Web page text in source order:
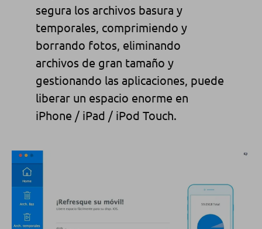
segura los archivos basura y
temporales , comprimiendo y
borrando fotos, eliminando
archivos de gran tamaño y
gestionando las aplicaciones, puede
liberar un espacio enorme en
iPhone / iPad / iPod Touch.